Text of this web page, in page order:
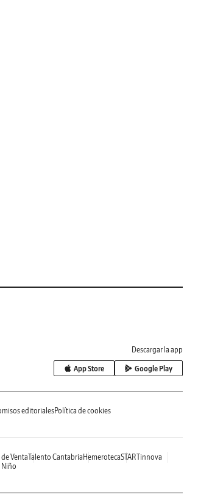
Descargar la app
App Store Google Play
editorialesPolítica de cookies
VentaTalento Cantabria HemerotecaSTARTinnova
Niño